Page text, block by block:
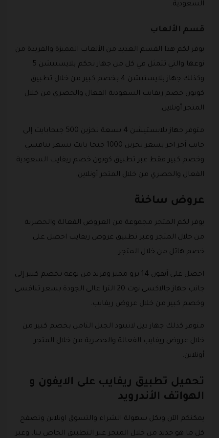
السعودية.
قسم الألعاب
يوفر لكم هذا القسم العديد من الألعاب المميزة والفريدة من
نوعها والتي تتمثل في كل من جهاز تحكم بلايستيشن 5
وكذلك جهاز بلايستيشن 4 بخصم كبير من خلال تطبيق
كوبون خصم ريفايب السعودية الفعال والحصري من خلال
المتجر أونلاين.
متوفر جهاز بلايستيشن 4 بسعة تخزين 500 جيجابايت إلى
جانب آخر اخر بسعر تخزين 1000 جيجا بايت بسعر تنافسي
وخصم كبير فقط عبر تطبيق كوبون خصم ريفايب السعودية
الفعال والحصري من خلال المتجر أونلاين.
عروض ساخنة
يوفر لكم المتجر مجموعة من العروض الفعالة والحصرية
من خلال المتجر وعبر تطبيق عروض ريفايب احصل على
خصم هائل من خلال المتجر.
احصل على آيفون 14 برو مميز وفريد من نوعه بخصم كبير إلى
جانب جهاز جالاكسي نوت 20 الترا عالي الجودة بسعر تنافسي
وخصم كبير من خلال عروض ريفايب.
متوفر كذلك جهاز ديل لاتيتود الجيل الثامن بخصم كبير من
خلال عروض ريفايب الفعالة والحصرية من خلال المتجر
أونلاين.
تحميل تطبيق ريفايب على الايفون و
الهواتف الأندرويد
يمكنكم الآن وبكل سهولة الشراء والتسوق اونلاين وتصفح
كل ما هو جديد من خلال المتجر عبر التطبيق الخاص بنا، وعبر